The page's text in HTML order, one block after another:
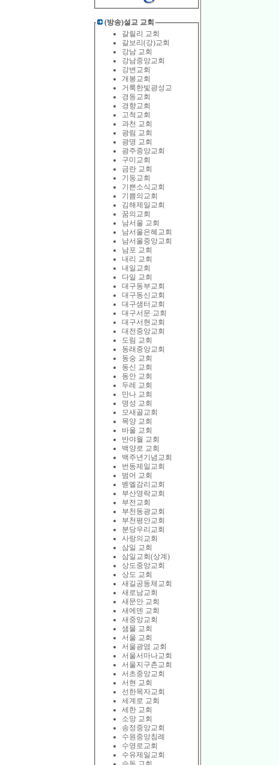
(방송)설교 교회
갈릴리 교회
갈보리(강)교회
강남 교회
강남중앙교회
강변교회
개봉교회
거룩한빛광성교
경동교회
경향교회
고척교회
과천 교회
광림 교회
광명 교회
광주중앙교회
구미교회
금란 교회
기둥교회
기쁜소식교회
기쁨의교회
김해제일교회
꿈의교회
남서울 교회
남서울은혜교회
남서울중앙교회
남포 교회
내리 교회
내일교회
다일 교회
대구동부교회
대구동신교회
대구샘터교회
대구서문 교회
대구서현교회
대전중앙교회
도림 교회
동래중앙교회
동숭 교회
동신 교회
동안 교회
두레 교회
만나 교회
명성 교회
모새골교회
목양 교회
바울 교회
반야월 교회
백양로 교회
백주년기념교회
번동제일교회
범어 교회
벧엘감리교회
부산영락교회
부전교회
부천동광교회
부천평안교회
분당우리교회
사랑의교회
삼일 교회
삼일교회(상계)
상도중앙교회
상도 교회
새길공동체교회
새로남교회
새문안 교회
새에덴 교회
새중앙교회
샘물 교회
서울 교회
서울광염 교회
서울서마나교회
서울지구촌교회
서초중앙교회
서현 교회
선한목자교회
세계로 교회
세한 교회
소망 교회
송정중앙교회
수원중앙침례
수영로교회
수유제일교회